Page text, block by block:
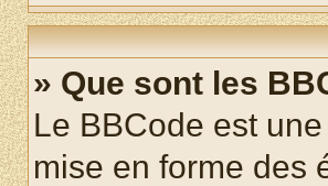
» Que sont les
Le BBCode est
mise en forme des